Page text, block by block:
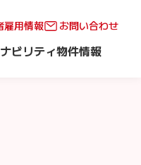
雇用情報 お問い合わせ
ビリティ物件情報